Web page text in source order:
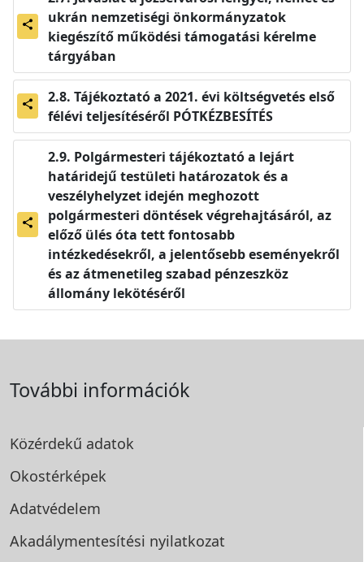
share
ukrán nemzetiségi önkormányzatok
kiegészítő működési támogatási kérelme
tárgyában
share
Tájékoztató a 2021. évi költségvetés első
félévi teljesítéséről PÓTKÉZBESÍTÉS
share
Polgármesteri tájékoztató a lejárt
határidejű testületi határozatok és a
veszélyhelyzet idején meghozott
polgármesteri döntések végrehajtásáról, az
előző ülés óta tett fontosabb
intézkedésekről, a jelentősebb eseményekről
és az átmenetileg szabad pénzeszköz
állomány lekötéséről
További információk
Közérdekű adatok
Okostérképek
Adatvédelem
Akadálymentesítési nyilatkozat